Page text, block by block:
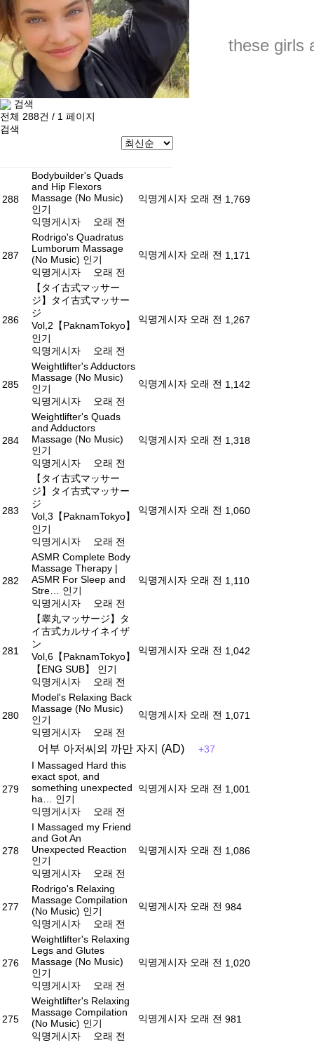
these girls
검색
전체 288건 / 1 페이지
검색
288
Bodybuilder's Quads
and Hip Flexors
Massage (No Music)
인기
익명게시자 오래 전
익명게시자 오래 전 1,769
287
Rodrigo's Quadratus
Lumborum Massage
(No Music) 인기
익명게시자 오래 전
익명게시자 오래 전 1,171
286
【タイ古式マッサー
ジ】タイ古式マッサー
ジ
Vol,2【PaknamTokyo】
인기
익명게시자 오래 전
익명게시자 오래 전 1,267
285
Weightlifter's Adductors
Massage (No Music)
인기
익명게시자 오래 전
익명게시자 오래 전 1,142
284
Weightlifter's Quads
and Adductors
Massage (No Music)
인기
익명게시자 오래 전
익명게시자 오래 전 1,318
283
【タイ古式マッサー
ジ】タイ古式マッサー
ジ
Vol,3【PaknamTokyo】
인기
익명게시자 오래 전
익명게시자 오래 전 1,060
282
ASMR Complete Body
Massage Therapy |
ASMR For Sleep and
Stre…
인기
익명게시자 오래 전
익명게시자 오래 전 1,110
281
【睾丸マッサージ】タ
イ古式カルサイネイザ
ン
Vol,6【PaknamTokyo】
【ENG SUB】
인기
익명게시자 오래 전
익명게시자 오래 전 1,042
280
Model's Relaxing Back
Massage (No Music)
인기
익명게시자 오래 전
익명게시자 오래 전 1,071
어부 아저씨의 까만 자지 (AD) +37
279
I Massaged Hard this
exact spot, and
something unexpected
ha…
인기
익명게시자 오래 전
익명게시자 오래 전 1,001
278
I Massaged my Friend
and Got An
Unexpected Reaction
인기
익명게시자 오래 전
익명게시자 오래 전 1,086
277
Rodrigo's Relaxing
Massage Compilation
(No Music) 인기
익명게시자 오래 전
익명게시자 오래 전 984
276
Weightlifter's Relaxing
Legs and Glutes
Massage (No Music)
인기
익명게시자 오래 전
익명게시자 오래 전 1,020
275
Weightlifter's Relaxing
Massage Compilation
(No Music) 인기
익명게시자 오래 전
익명게시자 오래 전 981